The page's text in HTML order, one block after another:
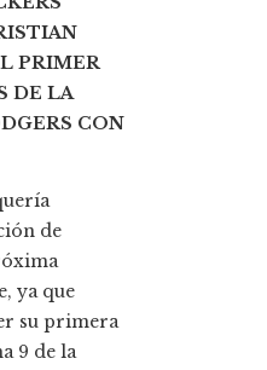
PRIMER
DE LA
CON
de
ya que
su primera
9 de la